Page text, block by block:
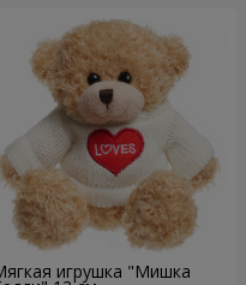
игрушка "Мишка